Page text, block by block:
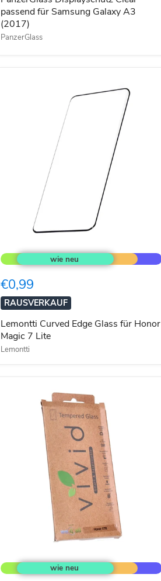
A3
(2017)
passend für Samsung Galaxy A3
(2017)
PanzerGlass
Curved
Edge
für
Honor
Magic
7
Lite
€0,99
RAUSVERKAUF
Lemontti Curved Edge Glass für Honor
Magic 7 Lite
Lemontti
Honor
X7B